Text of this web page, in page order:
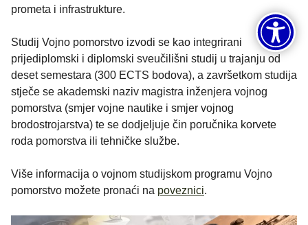
prometa i infrastrukture.
Studij Vojno pomorstvo izvodi se kao integrirani
prijediplomski i diplomski sveučilišni studij u trajanju od
deset semestara (300 ECTS bodova), a završetkom studija
stječe se akademski naziv magistra inženjera vojnog
pomorstva (smjer vojne nautike i smjer vojnog
brodostrojarstva) te se dodjeljuje čin poručnika korvete
roda pomorstva ili tehničke službe.
Više informacija o vojnom studijskom programu Vojno
pomorstvo možete pronaći na poveznici.